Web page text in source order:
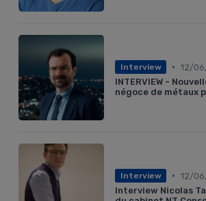
Interview • 12/
INTERVIEW -
négoce de métaux
Interview • 12/
Interview Nicolas